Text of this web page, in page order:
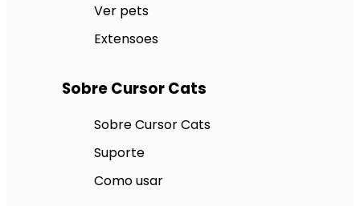
Ver pets
Extensoes
Sobre Cursor Cats
Sobre Cursor Cats
Suporte
Como usar